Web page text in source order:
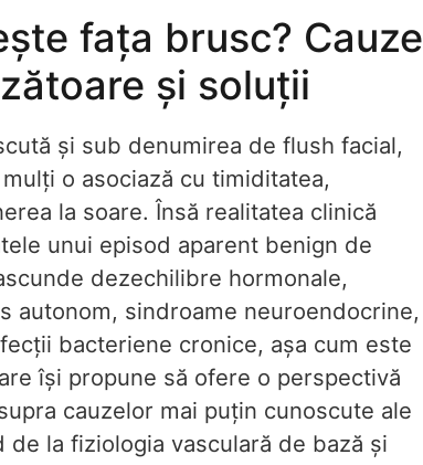
fața brusc? Cauze
și soluții
și sub denumirea de flush facial,
o asociază cu timiditatea,
la soare. Însă realitatea clinică
unui episod aparent benign de
dezechilibre hormonale,
autonom, sindroame neuroendocrine,
bacteriene cronice, așa cum este
își propune să ofere o perspectivă
cauzelor mai puțin cunoscute ale
la fiziologia vasculară de bază și